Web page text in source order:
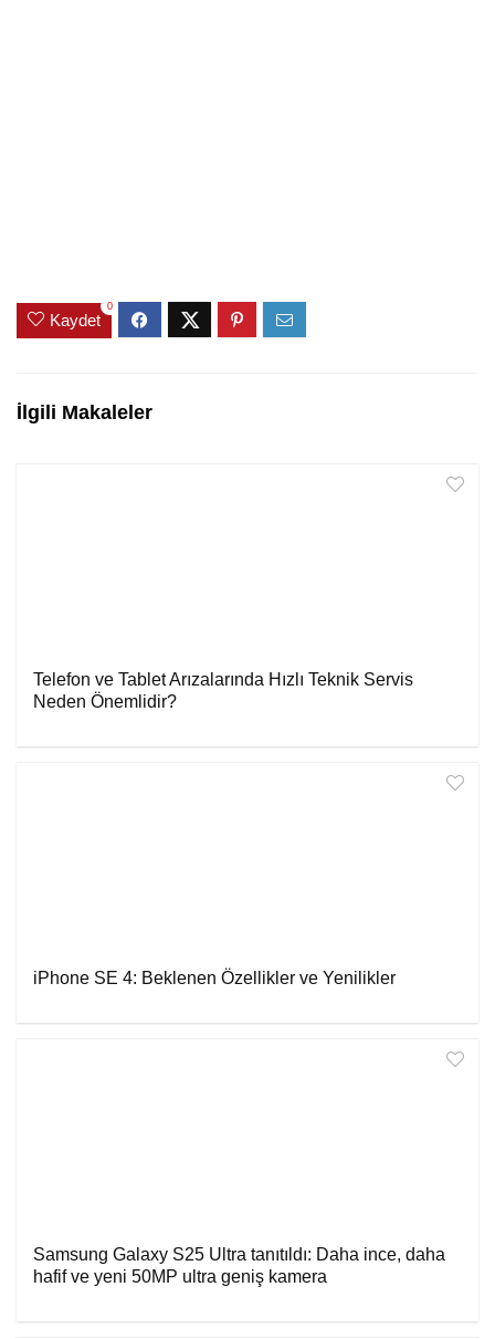
Kaydet
0
İlgili Makaleler
Telefon ve Tablet Arızalarında Hızlı Teknik Servis
Neden Önemlidir?
iPhone SE 4: Beklenen Özellikler ve Yenilikler
Samsung Galaxy S25 Ultra tanıtıldı: Daha ince, daha
hafif ve yeni 50MP ultra geniş kamera